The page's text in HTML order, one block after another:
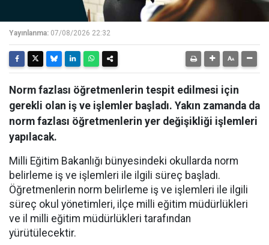
Yayınlanma: 07/08/2026 22:32
Norm fazlası öğretmenlerin tespit edilmesi için
gerekli olan iş ve işlemler başladı. Yakın zamanda da
norm fazlası öğretmenlerin yer değişikliği işlemleri
yapılacak.
Milli Eğitim Bakanlığı bünyesindeki okullarda norm
belirleme iş ve işlemleri ile ilgili süreç başladı.
Öğretmenlerin norm belirleme iş ve işlemleri ile ilgili
süreç okul yönetimleri, ilçe milli eğitim müdürlükleri
ve il milli eğitim müdürlükleri tarafından
yürütülecektir.